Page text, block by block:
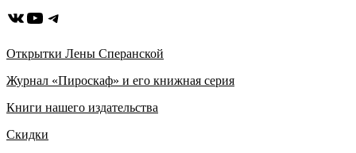
ВКонтакте
YouTube
Telegram
Открытки Лены Сперанской
Журнал «Пироскаф» и его книжная серия
Книги нашего издательства
Скидки